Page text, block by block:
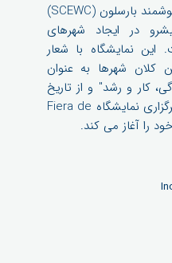
کنگره جهانی نمایشگاه شهر هوشمند بارسلون (SCEWC)
در ایجاد شهرهای
در سال ۲۰۱۸ است. این نمایشگاه با شعار
کلان شهرها به عنوان
کار و رشد" و از تاریخ
۱۳ تا ۱۵ ماه نوامبر در محل برگزاری نمایشگاه Fiera de